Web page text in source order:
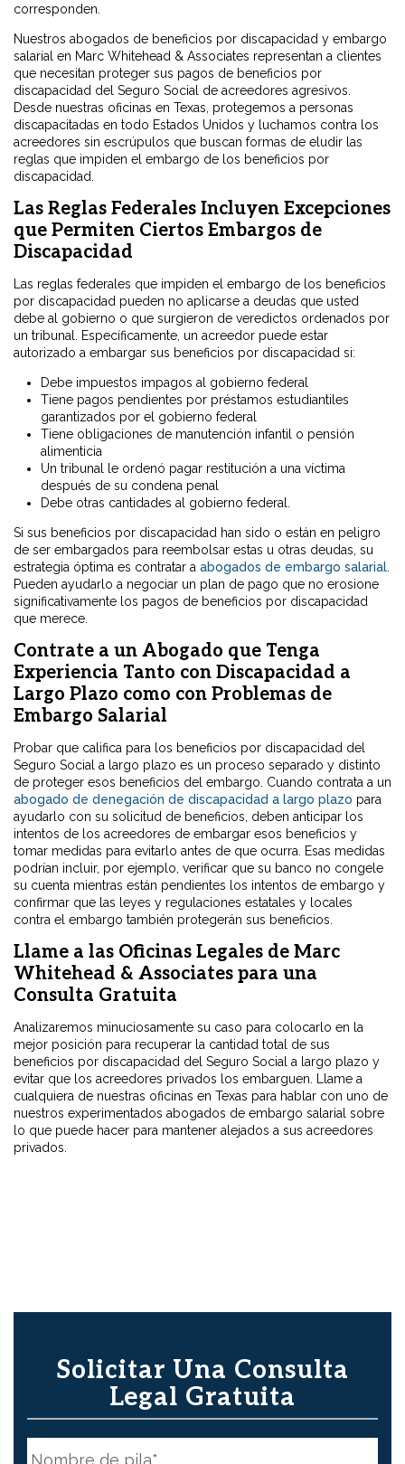
corresponden.
Nuestros abogados de beneficios por discapacidad y embargo
salarial en Marc Whitehead & Associates representan a clientes
que necesitan proteger sus pagos de beneficios por
discapacidad del Seguro Social de acreedores agresivos.
Desde nuestras oficinas en Texas, protegemos a personas
discapacitadas en todo Estados Unidos y luchamos contra los
acreedores sin escrúpulos que buscan formas de eludir las
reglas que impiden el embargo de los beneficios por
discapacidad.
Las Reglas Federales Incluyen Excepciones
que Permiten Ciertos Embargos de
Discapacidad
Las reglas federales que impiden el embargo de los beneficios
por discapacidad pueden no aplicarse a deudas que usted
debe al gobierno o que surgieron de veredictos ordenados por
un tribunal. Específicamente, un acreedor puede estar
autorizado a embargar sus beneficios por discapacidad si:
Debe impuestos impagos al gobierno federal
Tiene pagos pendientes por préstamos estudiantiles
garantizados por el gobierno federal
Tiene obligaciones de manutención infantil o pensión
alimenticia
Un tribunal le ordenó pagar restitución a una víctima
después de su condena penal
Debe otras cantidades al gobierno federal.
Si sus beneficios por discapacidad han sido o están en peligro
de ser embargados para reembolsar estas u otras deudas, su
estrategia óptima es contratar a abogados de embargo salarial
Pueden ayudarlo a negociar un plan de pago que no erosione
significativamente los pagos de beneficios por discapacidad
que merece.
Contrate a un Abogado que Tenga
Experiencia Tanto con Discapacidad a
Largo Plazo como con Problemas de
Embargo Salarial
Probar que califica para los beneficios por discapacidad del
Seguro Social a largo plazo es un proceso separado y distinto
de proteger esos beneficios del embargo. Cuando contrata a un
abogado de denegación de discapacidad a largo plazo para
ayudarlo con su solicitud de beneficios, deben anticipar los
intentos de los acreedores de embargar esos beneficios y
tomar medidas para evitarlo antes de que ocurra. Esas medidas
podrían incluir, por ejemplo, verificar que su banco no congele
su cuenta mientras están pendientes los intentos de embargo y
confirmar que las leyes y regulaciones estatales y locales
contra el embargo también protegerán sus beneficios.
Llame a las Oficinas Legales de Marc
Whitehead & Associates para una
Consulta Gratuita
Analizaremos minuciosamente su caso para colocarlo en la
mejor posición para recuperar la cantidad total de sus
beneficios por discapacidad del Seguro Social a largo plazo y
evitar que los acreedores privados los embarguen. Llame a
cualquiera de nuestras oficinas en Texas para hablar con uno de
nuestros experimentados abogados de embargo salarial sobre
lo que puede hacer para mantener alejados a sus acreedores
privados.
Solicitar Una Consulta
Legal Gratuita
N
o